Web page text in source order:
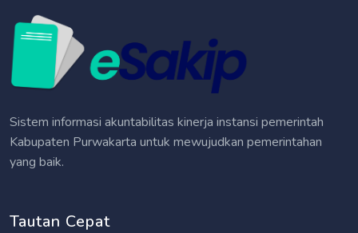
Sistem informasi akuntabilitas kinerja instansi pemerintah
Kabupaten Purwakarta untuk mewujudkan pemerintahan
yang baik.
Tautan Cepat